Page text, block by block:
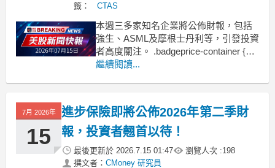
籤： CTAS
本週三多家知名企業將公佈財報，包括
強生、ASML及摩根士丹利等，引發投資
者高度關注。 .badgeprice-container {
display: flex !important;
flex-wra
繼續閱讀...
7月 2026年
15
進步保險即將公佈2026年第二季財
報，投資者翹首以待！
最後更新於 2026.7.15 01:47 瀏覽人次 :198
撰文者： CMoney 研究員